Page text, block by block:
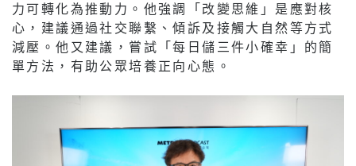
力可轉化為推動力。他強調「改變思維」是應對核
心，建議通過社交聯繫、傾訴及接觸大自然等方式
減壓。他又建議，嘗試「每日儲三件小確幸」的簡
單方法，有助公眾培養正向心態。